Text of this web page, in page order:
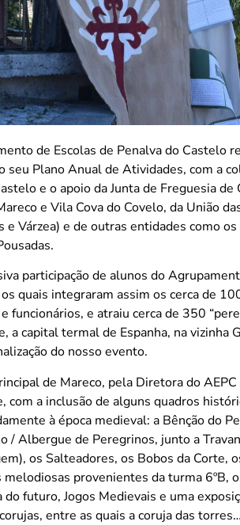
de Escolas de Penalva do Castelo
seu Plano Anual de Atividades, com a
e o apoio da Junta de Freguesia de
e Vila Cova do Covelo, da União
e Várzea) e de outras entidades como
participação de alunos do
quais integraram assim os cerca de
e atraiu cerca de 350
a capital termal de Espanha, na vizinha
do nosso evento.
de Mareco, pela Diretora do
com a inclusão de alguns quadros
à época medieval: a Bênção do
/ Albergue de Peregrinos, junto a
os Salteadores, os Bobos da Corte,
provenientes da turma 6ºB,
futuro, Jogos Medievais e uma
entre as quais a coruja das torres…